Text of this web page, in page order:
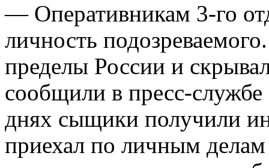
— Оперативникам 3-го
личность
пределы России и
сообщили в пресс-
днях сыщики получили
приехал по личным